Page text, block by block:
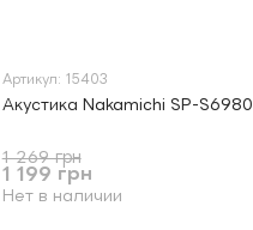
Артикул: 15403
Акустика Nakamichi SP-S6980
1 269 грн
1 199 грн
Нет в наличии